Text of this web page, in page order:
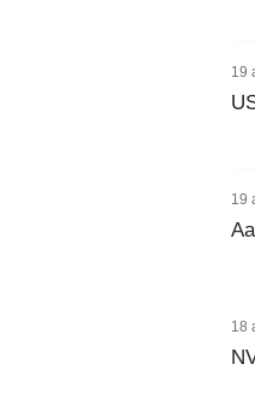
19
19
18